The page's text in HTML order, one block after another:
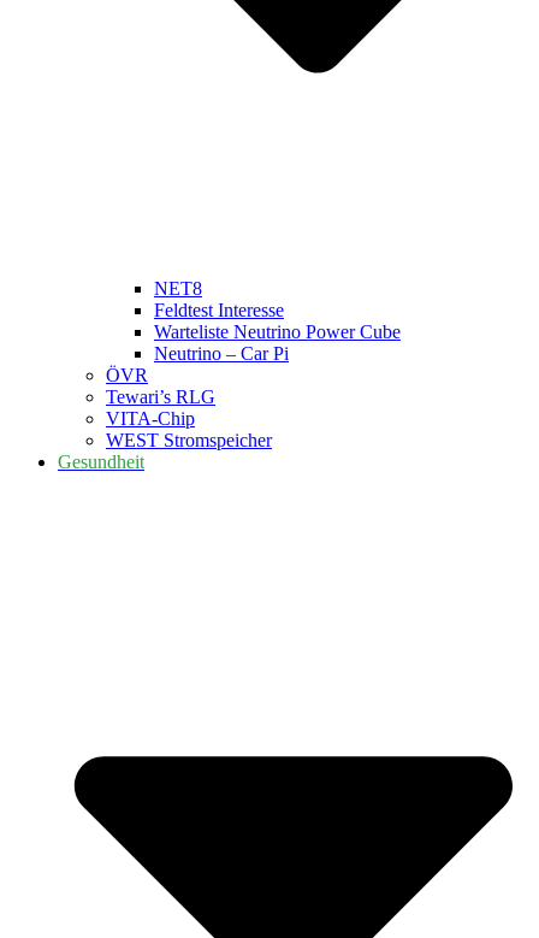
NET8
Feldtest Interesse
Warteliste Neutrino Power Cube
Neutrino – Car Pi
ÖVR
Tewari’s RLG
VITA-Chip
WEST Stromspeicher
Gesundheit